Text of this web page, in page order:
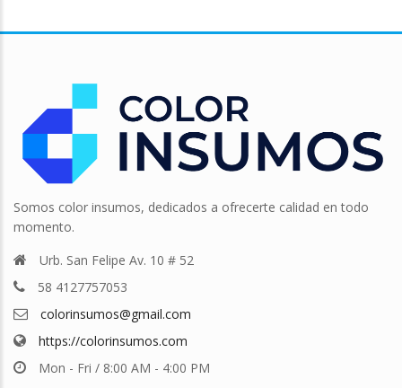
Somos color insumos, dedicados a ofrecerte calidad en todo
momento.
Urb. San Felipe Av. 10 # 52
58 4127757053
colorinsumos@gmail.com
https://colorinsumos.com
Mon - Fri / 8:00 AM - 4:00 PM